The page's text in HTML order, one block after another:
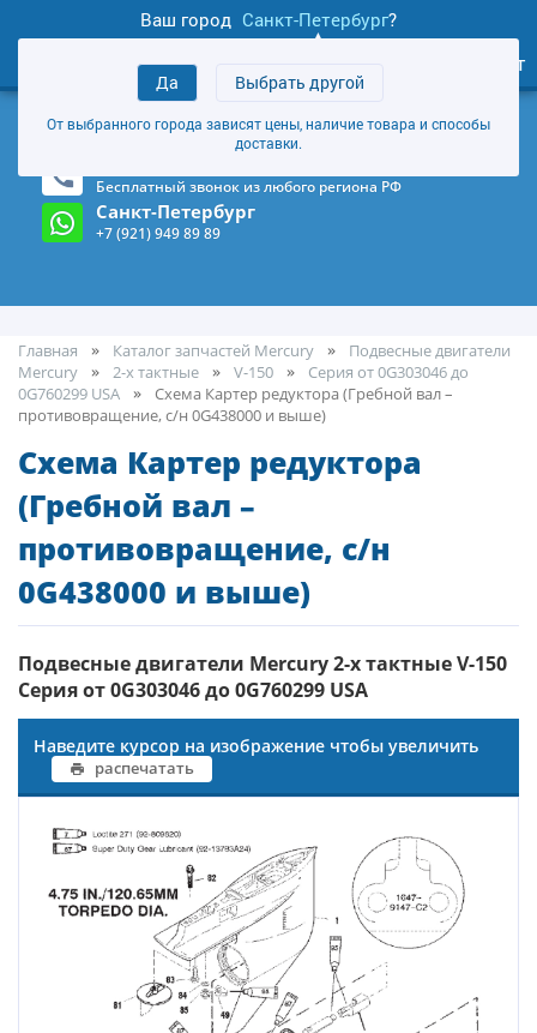
Ваш город Санкт-Петербург?
Да Выбрать другой
От выбранного города зависят цены, наличие товара и способы
доставки.
товаров
Личный кабинет
+7 (921) 949 89 89
Магазин и склад в Санкт-Петербурге (Карта)
Бесплатный звонок из любого региона РФ
Санкт-Петербург
+7 (921) 949 89 89
Главная Каталог запчастей Mercury
Подвесные двигатели
Mercury
2-х тактные V-150
Серия от 0G303046 до
0G760299 USA
Cхема Картер редуктора (Гребной вал –
противовращение, с/н 0G438000 и выше)
Cхема Картер редуктора
(Гребной вал –
противовращение, с/н
0G438000 и выше)
Подвесные двигатели Mercury 2-х тактные V-150
Серия от 0G303046 до 0G760299 USA
Наведите курсор на изображение чтобы увеличить
распечатать